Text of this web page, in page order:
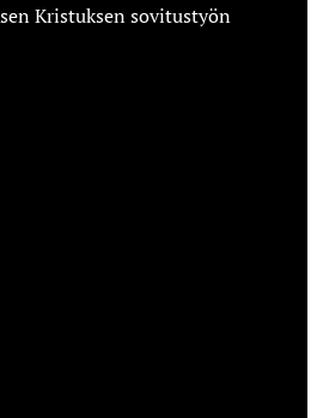
Kristuksen sovitustyön